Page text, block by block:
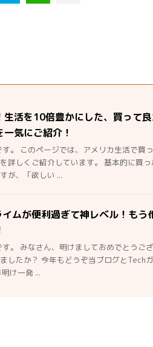
生活を10倍豊かにした、買って
気にご紹介！
。 このページでは、アメリカ生活で買
詳しくご紹介しています。 基本的に買
が、「欲しい ...
ムが便利過ぎて神レベル！もう
。 みなさん、明けましておめでとうご
したか？ 今年もどうぞ当ブログとTech
け一発 ...